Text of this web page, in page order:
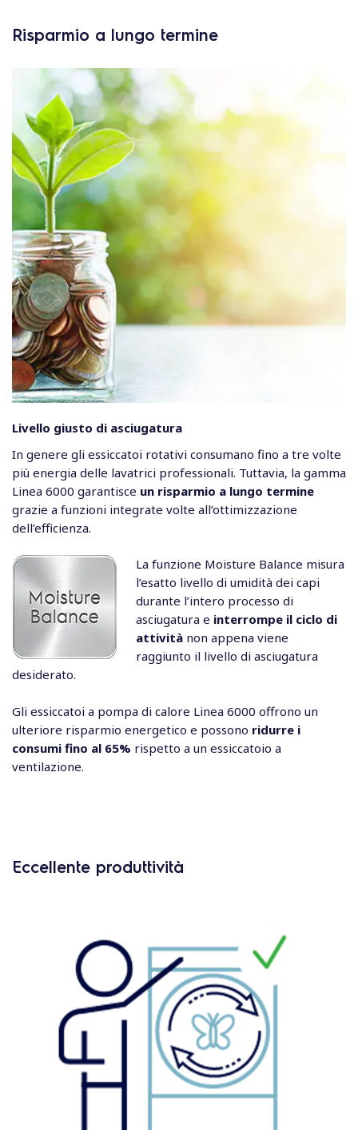
Risparmio a lungo termine
Livello giusto di asciugatura
In genere gli essiccatoi rotativi consumano fino a tre volte
più energia delle lavatrici professionali. Tuttavia, la gamma
Linea 6000 garantisce un risparmio a lungo termine
grazie a funzioni integrate volte all’ottimizzazione
dell’efficienza.
La funzione Moisture Balance misura
l’esatto livello di umidità dei capi
durante l’intero processo di
asciugatura e interrompe il ciclo di
attivitànon appena viene
raggiunto il livello di asciugatura
desiderato.
Gli essiccatoi a pompa di calore Linea 6000 offrono un
ulteriore risparmio energetico e possono ridurre i
consumi fino al 65% rispetto a un essiccatoio a
ventilazione.
Eccellente produttività